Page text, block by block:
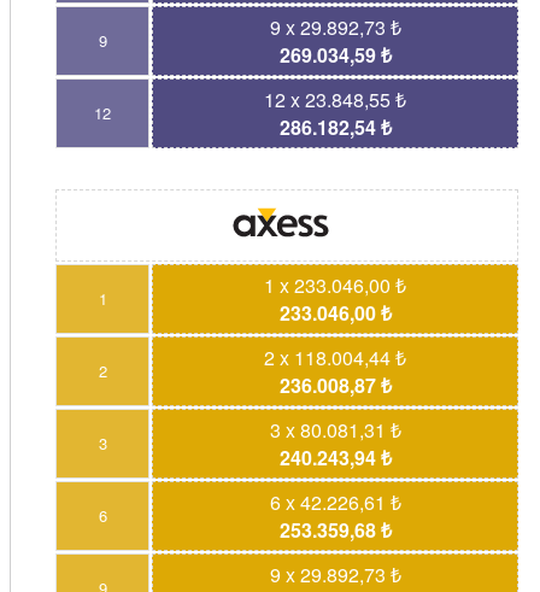
9
9 x 29.892,73 ₺
269.034,59 ₺
12
12 x 23.848,55 ₺
286.182,54 ₺
1
1 x 233.046,00 ₺
233.046,00 ₺
2
2 x 118.004,44 ₺
236.008,87 ₺
3
3 x 80.081,31 ₺
240.243,94 ₺
6
6 x 42.226,61 ₺
253.359,68 ₺
9 x 29.892,73 ₺